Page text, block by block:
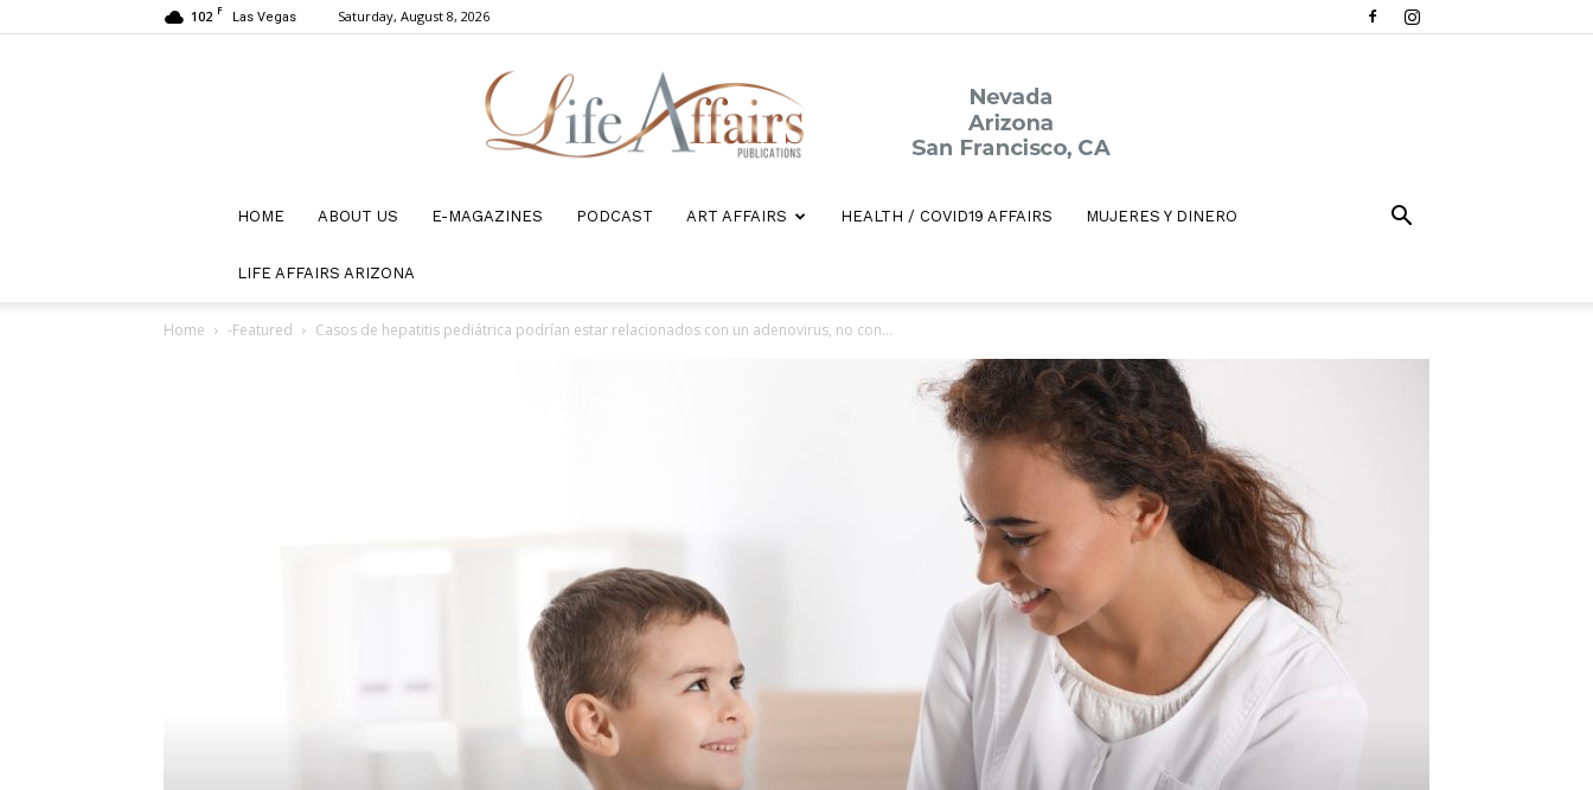
102 F Las Vegas Saturday, August 8, 2026
HOME ABOUT US E-MAGAZINES PODCAST ART AFFAIRS HEALTH / COVID19 AFFAIRS MUJERES Y DINERO
LIFE AFFAIRS ARIZONA
Home -Featured Casos de hepatitis pediátrica podrían estar relacionados con un adenovirus, no con...